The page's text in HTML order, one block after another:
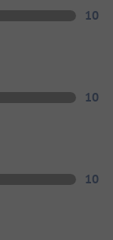
10
10
10